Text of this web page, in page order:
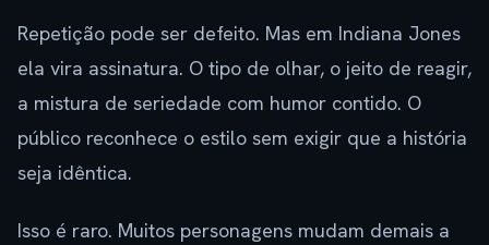
Repetição pode ser defeito. Mas em Indiana Jones
ela vira assinatura. O tipo de olhar, o jeito de reagir,
a mistura de seriedade com humor contido. O
público reconhece o estilo sem exigir que a história
seja idêntica.
Isso é raro. Muitos personagens mudam demais a